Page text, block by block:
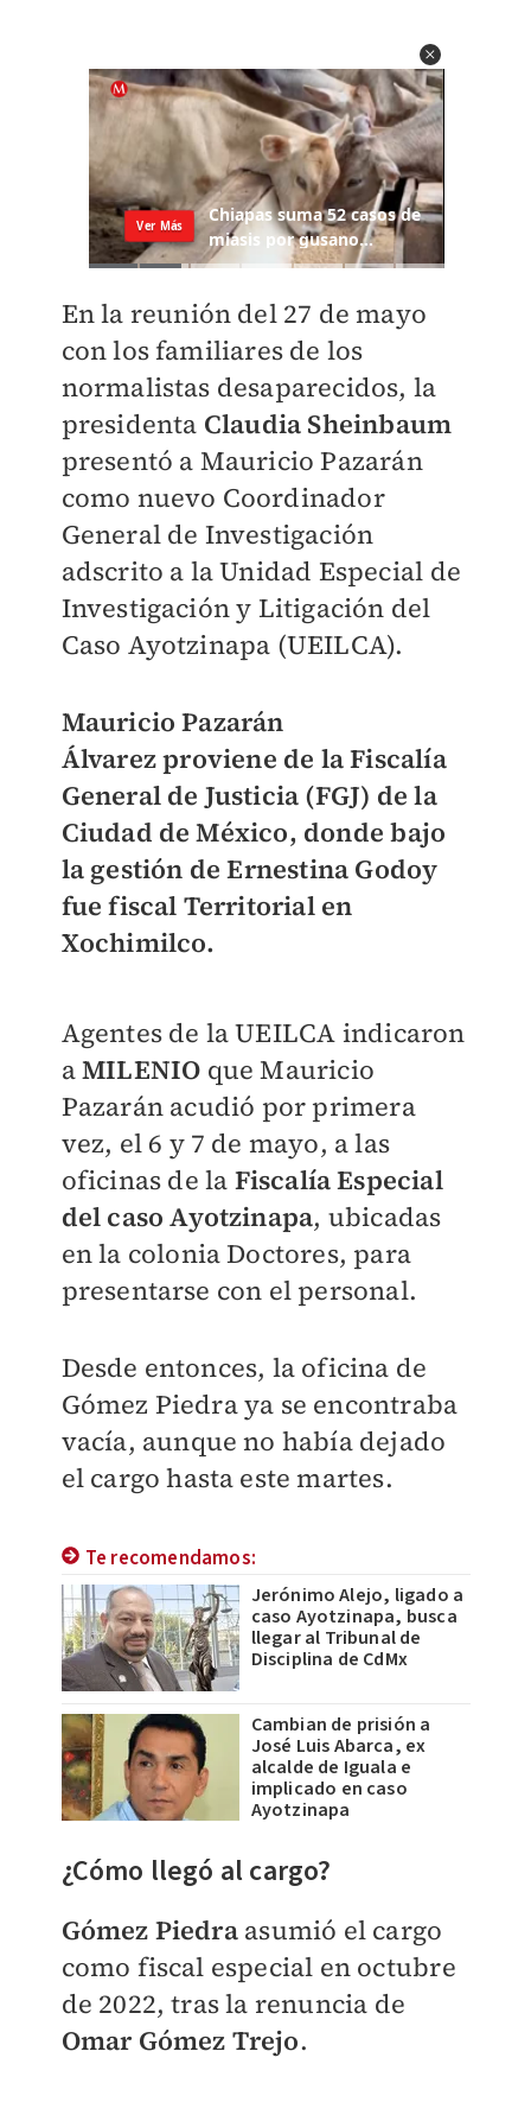
En la reunión del 27 de mayo
con los familiares de los
normalistas desaparecidos, la
presidenta Claudia Sheinbaum
presentó a Mauricio Pazarán
como nuevo Coordinador
General de Investigación
adscrito a la Unidad Especial de
Investigación y Litigación del
Caso Ayotzinapa (UEILCA).
Mauricio Pazarán
Álvarezproviene de la Fiscalía
General de Justicia (FGJ) de la
Ciudad de México, donde bajo
la gestión deErnestina Godoy
fue fiscal Territorial en
Xochimilco.
Agentes de la UEILCA indicaron
aMILENIO queMauricio
Pazarán acudió por primera
vez, el 6 y 7 de mayo, a las
oficinas de la Fiscalía Especial
del caso Ayotzinapa, ubicadas
en la colonia Doctores, para
presentarse con el personal.
Desde entonces, la oficina de
Gómez Piedra ya se encontraba
vacía, aunque no había dejado
el cargo hasta este martes.
Te recomendamos:
Jerónimo Alejo, ligado a
caso Ayotzinapa, busca
llegar al Tribunal de
Disciplina de CdMx
Cambian de prisión a
José Luis Abarca, ex
alcalde de Iguala e
implicado en caso
Ayotzinapa
​¿Cómo llegó al cargo?
Gómez Piedraasumió el cargo
como fiscal especial en octubre
de 2022, tras la renuncia de
Omar Gómez Trejo.